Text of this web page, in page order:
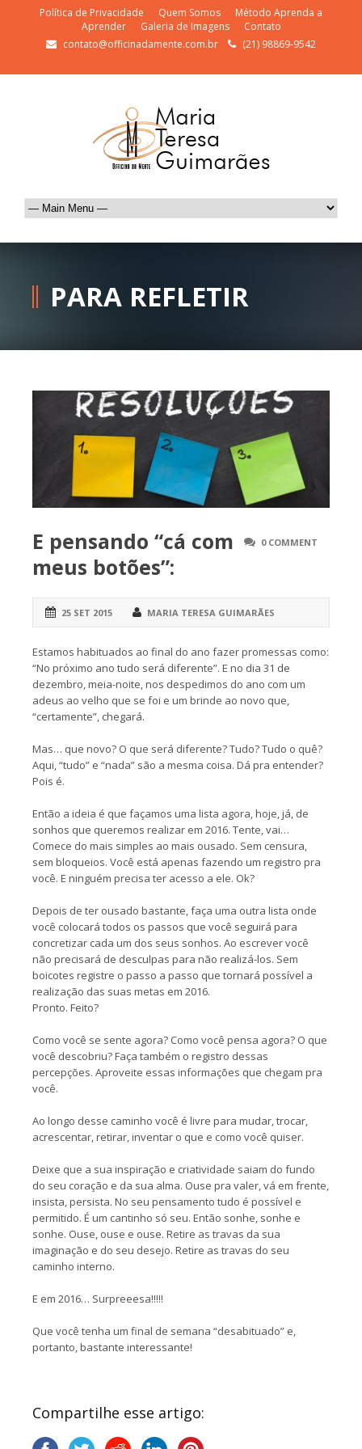
Política de Privacidade Quem Somos
Método Aprenda a
Aprender
Galeria de Imagens
Contato
contato@officinadamente.com.br
(21) 98869-9542
PARA REFLETIR
0 COMMENT
E pensando “cá com
meus botões”:
25 SET 2015 MARIA TERESA GUIMARÃES
Estamos habituados ao final do ano fazer promessas como:
“No próximo ano tudo será diferente”. E no dia 31 de
dezembro, meia-noite, nos despedimos do ano com um
adeus ao velho que se foi e um brinde ao novo que,
“certamente”, chegará.
Mas… que novo? O que será diferente? Tudo? Tudo o quê?
Aqui, “tudo” e “nada” são a mesma coisa. Dá pra entender?
Pois é.
Então a ideia é que façamos uma lista agora, hoje, já, de
sonhos que queremos realizar em 2016. Tente, vai…
Comece do mais simples ao mais ousado. Sem censura,
sem bloqueios. Você está apenas fazendo um registro pra
você. E ninguém precisa ter acesso a ele. Ok?
Depois de ter ousado bastante, faça uma outra lista onde
você colocará todos os passos que você seguirá para
concretizar cada um dos seus sonhos. Ao escrever você
não precisará de desculpas para não realizá-los. Sem
boicotes registre o passo a passo que tornará possível a
realização das suas metas em 2016.
Pronto. Feito?
Como você se sente agora? Como você pensa agora? O que
você descobriu? Faça também o registro dessas
percepções. Aproveite essas informações que chegam pra
você.
Ao longo desse caminho você é livre para mudar, trocar,
acrescentar, retirar, inventar o que e como você quiser.
Deixe que a sua inspiração e criatividade saiam do fundo
do seu coração e da sua alma. Ouse pra valer, vá em frente,
insista, persista. No seu pensamento tudo é possível e
permitido. É um cantinho só seu. Então sonhe, sonhe e
sonhe. Ouse, ouse e ouse. Retire as travas da sua
imaginação e do seu desejo. Retire as travas do seu
caminho interno.
E em 2016… Surpreeesa!!!!!
Que você tenha um final de semana “desabituado” e,
portanto, bastante interessante!
Compartilhe esse artigo: